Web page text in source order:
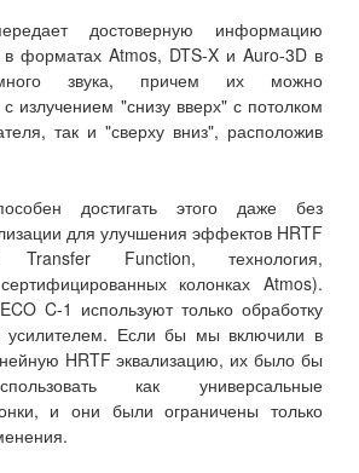
достоверную информацию
в форматах Atmos, DTS-X и Auro-3D в
звука, причем их можно
с излучением "снизу вверх" с потолком
так и "сверху вниз", расположив
достигать этого даже без
для улучшения эффектов HRTF
Function, технология,
колонках Atmos).
C-1 используют только обработку
усилителем. Если бы мы включили в
HRTF эквализацию, их было бы
как универсальные
и они были ограничены только